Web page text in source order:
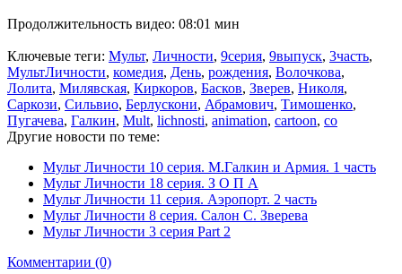
Продолжительность видео: 08:01 мин
Ключевые теги: Мульт, Личности, 9серия, 9выпуск, 3часть,
МультЛичности, комедия, День, рождения, Волочкова,
Лолита, Милявская, Киркоров, Басков, Зверев, Николя,
Саркози, Сильвио, Берлускони, Абрамович, Тимошенко,
Пугачева, Галкин, Mult, lichnosti, animation, cartoon, co
Другие новости по теме:
Мульт Личности 10 серия. М.Галкин и Армия. 1 часть
Мульт Личности 18 серия. З O П A
Мульт Личности 11 серия. Аэропорт. 2 часть
Мульт Личности 8 серия. Салон С. Зверева
Мульт Личности 3 серия Part 2
Комментарии (0)